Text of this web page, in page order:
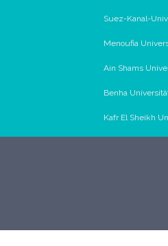
Suez-Kanal-
Menoufia
Ain Shams
Benha
Kafr El Sheikh